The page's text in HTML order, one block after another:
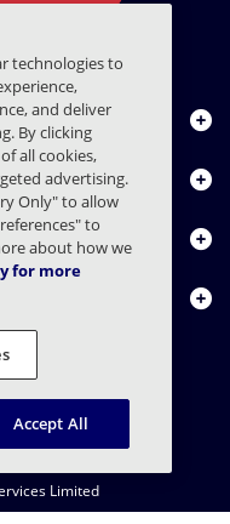
Legal
Limited
technologies to
and deliver
By clicking
all cookies,
advertising.
Only" to allow
to
about how we
for more
Accept All